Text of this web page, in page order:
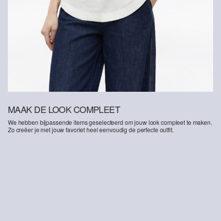
MAAK DE LOOK COMPLEET
We hebben bijpassende items geselecteerd om jouw look compleet te maken.
Zo creëer je met jouw favoriet heel eenvoudig de perfecte outfit.